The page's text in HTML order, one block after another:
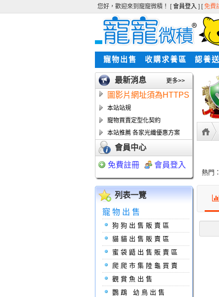
您好，歡迎來到寵寵微積！ [會員登入 ] [免費
寵物出售 收購求養區 認養
最新消息 更多>>
圖影片網址須為HTTPS
本站站規
寵物買賣定型化契約
本站推薦 各家光纖優惠方案
會員中心
免費註冊 會員登入
列表一覽
寵物出售
狗狗出售販賣區
貓貓出售販賣區
蜜袋鼯出售販賣區
爬爬市集陸龜買賣
觀賞魚出售
鸚鵡 幼鳥出售
熱門：